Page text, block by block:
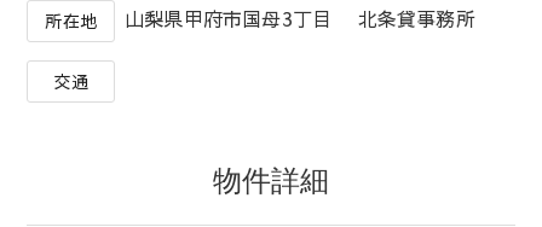
所在地 山梨県甲府市国母3丁目 北条貸事務所
交通
物件詳細